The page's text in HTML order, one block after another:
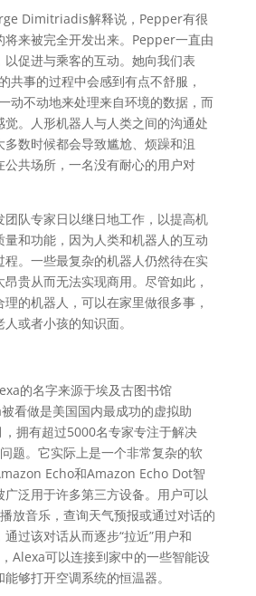
Dimitriadis解释说，Pepper有很
将来被完全开发出来。Pepper一直由
促进与乘客的互动。她向我们表
共事的过程中会感到有点不舒服，
动不动地来处理来自环境的数据，而
觉。人形机器人与人类之间的沟通处
数时候都会导致尴尬、烦躁和沮
共场所，一名没有耐心的用户对
队专家日以继日地工作，以提高机
和功能，因为人类和机器人的互动
。一些最复杂的机器人仍然待在实
贵从而无法实现商用。尽管如此，
的机器人，可以在家里做很多事，
或者小孩的知识面。
的名字来源于埃及古图书馆
看做是美国国内最成功的虚拟助
拥有超过5000名专家专注于解决
题。它实际上是一个非常复杂的软
Echo和Amazon Echo Dot智
泛用于许多第三方设备。用户可以
放音乐，查询天气预报或通过对话的
过该对话从而逐步“拉近”用户和
Alexa可以连接到家中的一些智能设
够打开空调系统的恒温器。